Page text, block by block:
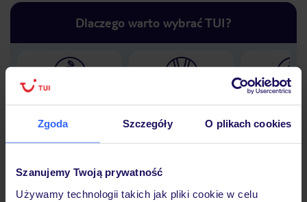
Zgoda Szczegóły O plikach cookies
Szanujemy Twoją prywatność
Używamy technologii takich jak pliki cookie w celu
Dlaczego warto wybrać TUI?
podróży w Polsce
30 lat w
Hotel